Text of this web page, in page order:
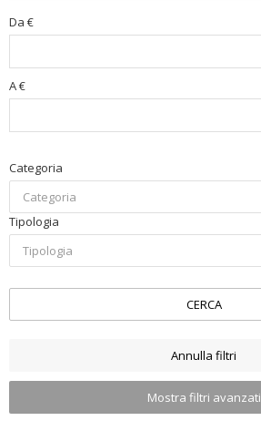
Da €
A €
Categoria
Categoria
Tipologia
Tipologia
CERCA
Annulla filtri
Mostra filtri avanzati